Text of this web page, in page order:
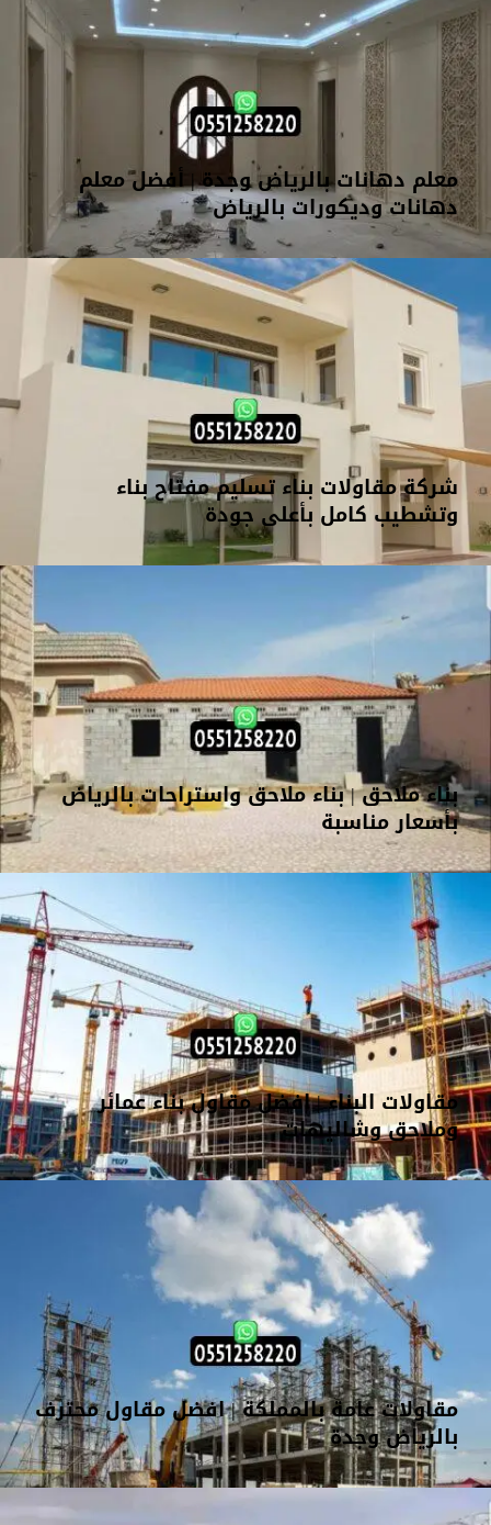
معلم دهانات بالرياض وجدة | أفضل معلم
دهانات وديكورات بالرياض
شركة مقاولات بناء تسليم مفتاح بناء
وتشطيب كامل بأعلى جودة
بناء ملاحق | بناء ملاحق واستراحات بالرياض
بأسعار مناسبة
مقاولات البناء | افضل مقاول بناء عمائر
وملاحق وشاليهات
مقاولات عامة بالمملكة | افضل مقاول محترف
بالرياض وجدة